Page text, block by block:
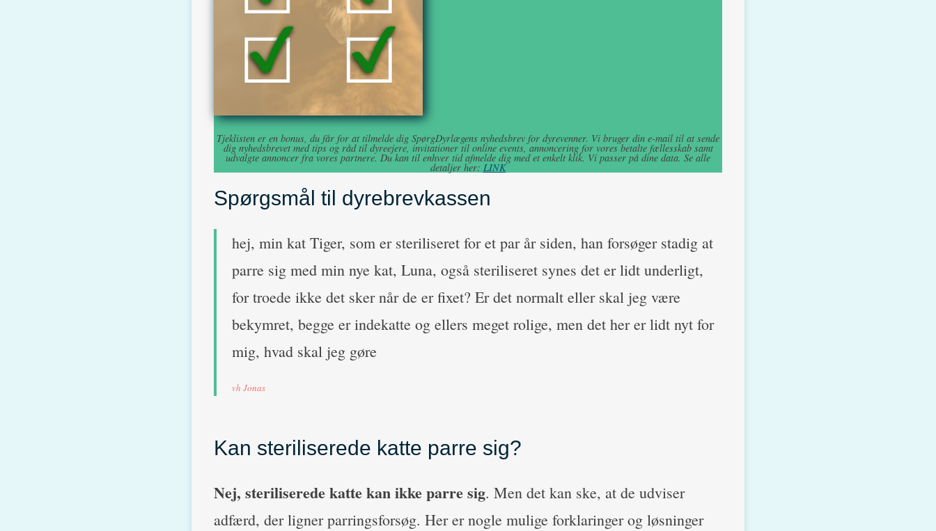
Tjeklisten er en bonus, du får for at tilmelde dig SpørgDyrlægens nyhedsbrev for dyrevenner. Vi bruger din e-mail til at sende
dig nyhedsbrevet med tips og råd til dyreejere, invitationer til online events, annoncering for vores betalte fællesskab samt
udvalgte annoncer fra vores partnere. Du kan til enhver tid afmelde dig med et enkelt klik. Vi passer på dine data. Se alle
detaljer her: LINK
Spørgsmål til dyrebrevkassen
hej, min kat Tiger, som er steriliseret for et par år siden, han forsøger stadig at
parre sig med min nye kat, Luna, også steriliseret synes det er lidt underligt,
for troede ikke det sker når de er fixet? Er det normalt eller skal jeg være
bekymret, begge er indekatte og ellers meget rolige, men det her er lidt nyt for
mig, hvad skal jeg gøre
vh Jonas
Kan steriliserede katte parre sig?
Nej, steriliserede katte kan ikke parre sig. Men det kan ske, at de udviser
adfærd, der ligner parringsforsøg. Her er nogle mulige forklaringer og løsninger